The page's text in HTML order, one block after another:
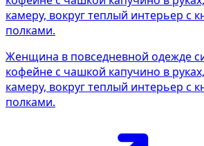
Женщина в повседневной одежде
кофейне с чашкой капучино в
камеру, вокруг теплый интерьер с
полками.